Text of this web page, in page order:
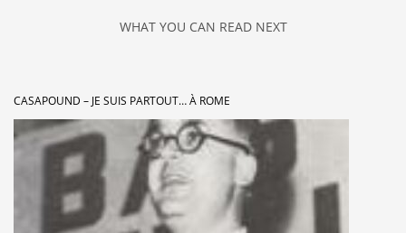
WHAT YOU CAN READ NEXT
CASAPOUND – JE SUIS PARTOUT… À ROME